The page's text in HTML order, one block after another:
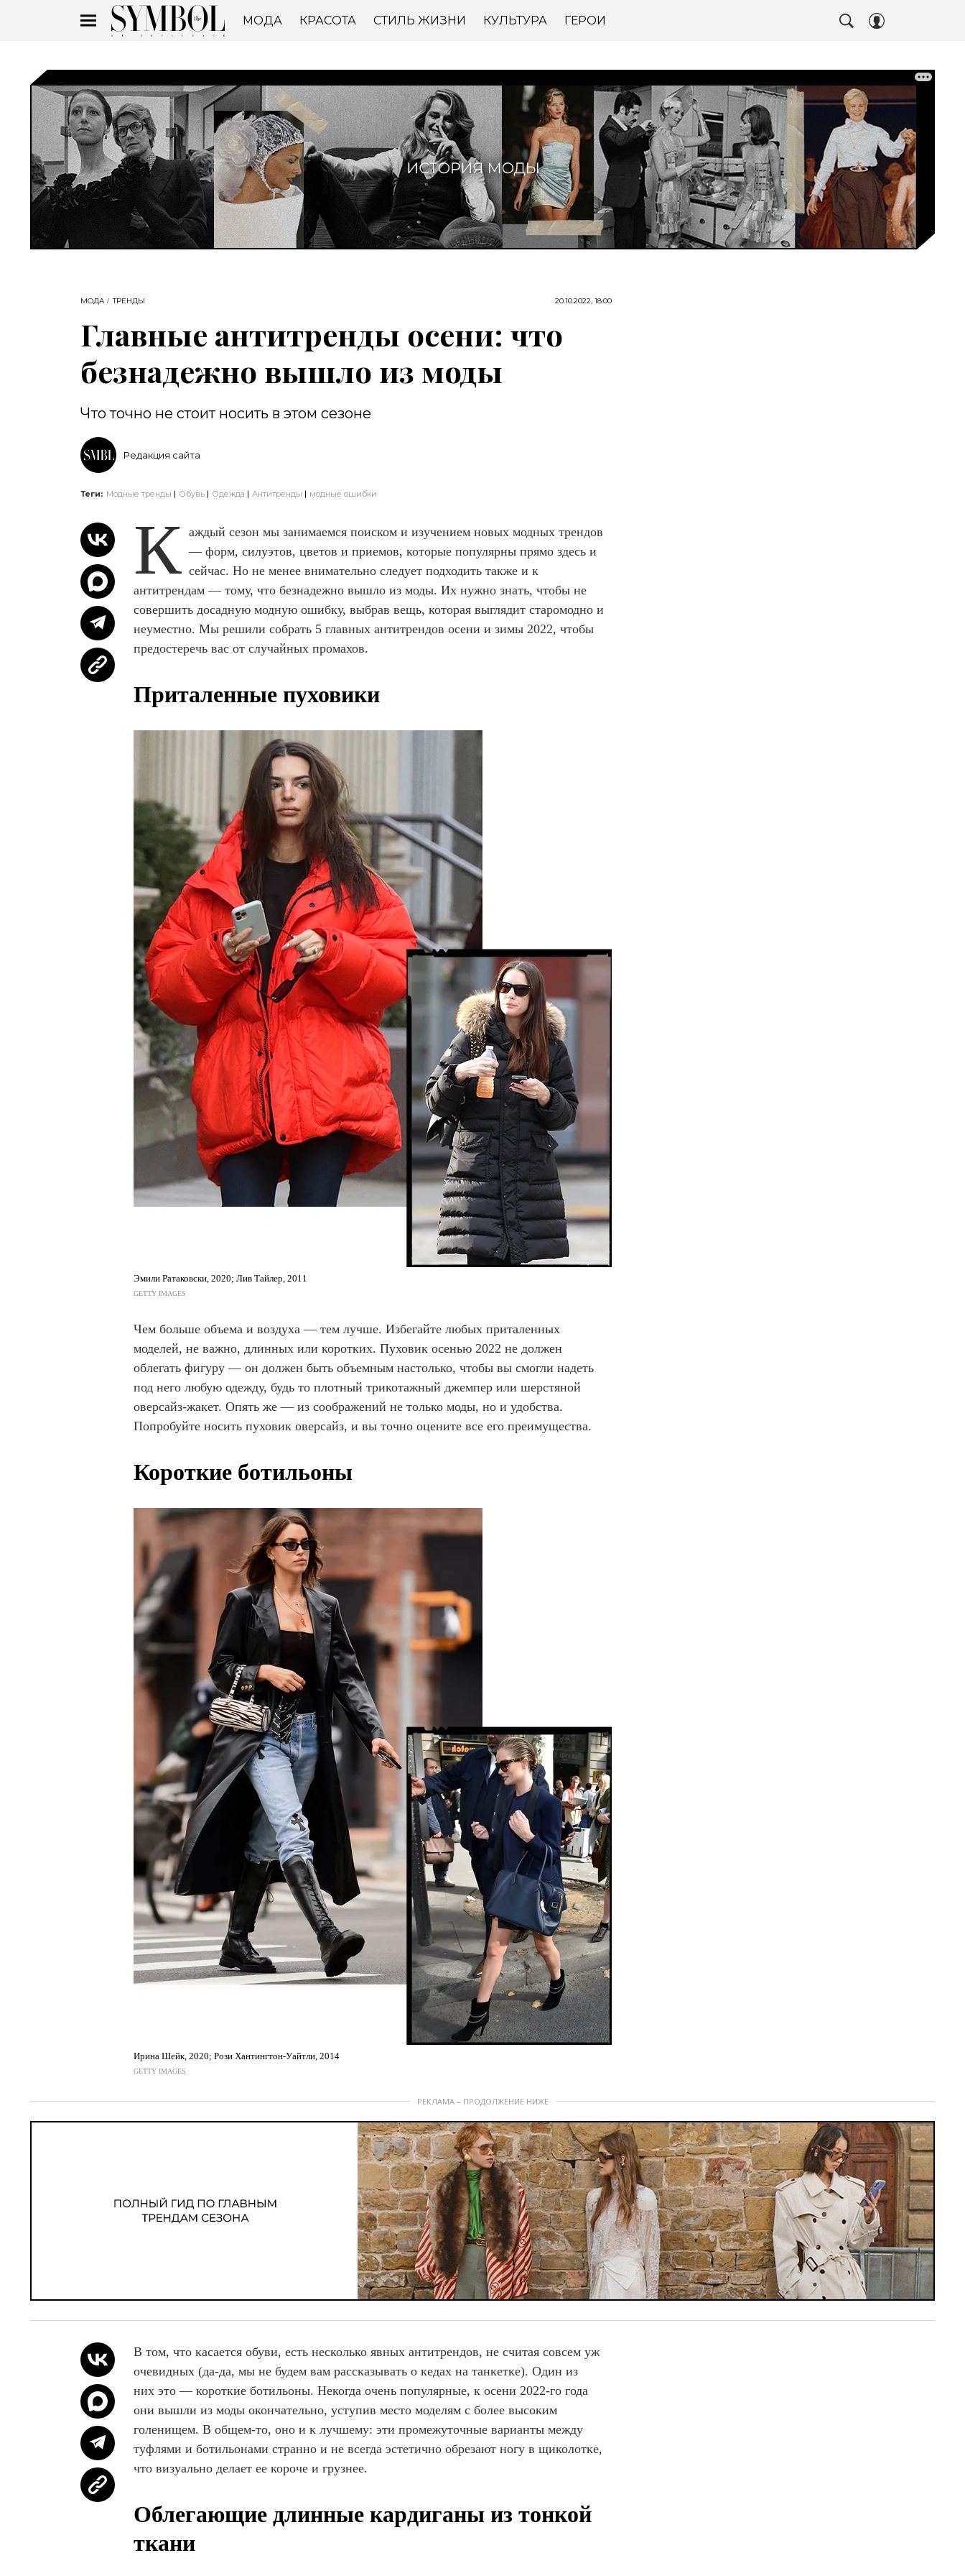
МОДА КРАСОТА СТИЛЬ ЖИЗНИ КУЛЬТУРА ГЕРОИ
МОДА ТРЕНДЫ 20.10.2022, 18:00
Главные антитренды осени: что
безнадежно вышло из моды
Что точно не стоит носить в этом сезоне
Редакция сайта
Теги: Модные тренды Обувь Одежда Антитренды модные ошибки
К аждый сезон мы занимаемся поиском и изучением новых модных трендов
— форм, силуэтов, цветов и приемов, которые популярны прямо здесь и
сейчас. Но не менее внимательно следует подходить также и к
антитрендам — тому, что безнадежно вышло из моды. Их нужно знать, чтобы не
совершить досадную модную ошибку, выбрав вещь, которая выглядит старомодно и
неуместно. Мы решили собрать 5 главных антитрендов осени и зимы 2022, чтобы
предостеречь вас от случайных промахов.
Приталенные пуховики
Эмили Ратаковски, 2020; Лив Тайлер, 2011
GETTY IMAGES
Чем больше объема и воздуха — тем лучше. Избегайте любых приталенных
моделей, не важно, длинных или коротких. Пуховик осенью 2022 не должен
облегать фигуру — он должен быть объемным настолько, чтобы вы смогли надеть
под него любую одежду, будь то плотный трикотажный джемпер или шерстяной
оверсайз-жакет. Опять же — из соображений не только моды, но и удобства.
Попробуйте носить пуховик оверсайз, и вы точно оцените все его преимущества.
Короткие ботильоны
Ирина Шейк, 2020; Рози Хантингтон-Уайтли, 2014
GETTY IMAGES
РЕКЛАМА – ПРОДОЛЖЕНИЕ НИЖЕ
В том, что касается обуви, есть несколько явных антитрендов, не считая совсем уж
очевидных (да-да, мы не будем вам рассказывать о кедах на танкетке). Один из
них это — короткие ботильоны. Некогда очень популярные, к осени 2022-го года
они вышли из моды окончательно, уступив место моделям с более высоким
голенищем. В общем-то, оно и к лучшему: эти промежуточные варианты между
туфлями и ботильонами странно и не всегда эстетично обрезают ногу в щиколотке,
что визуально делает ее короче и грузнее.
Облегающие длинные кардиганы из тонкой
ткани